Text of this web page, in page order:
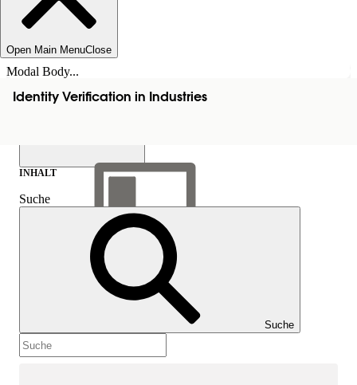
Open Main MenuClose
Modal Body...
Identity Verification in Industries
Inhalt anzeigen
Inhalt
INHALT
Suche
Suche